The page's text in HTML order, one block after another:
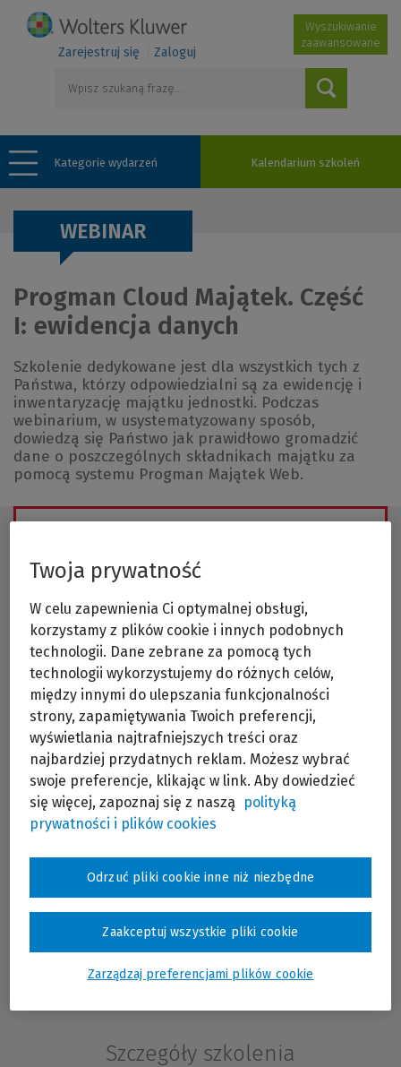
Zarejestruj się Zaloguj
Wyszukiwanie
zaawansowane
Kategorie wydarzeń Kalendarium szkoleń
WEBINAR
Progman Cloud Majątek. Część
I: ewidencja danych
Szkolenie dedykowane jest dla wszystkich tych z
Państwa, którzy odpowiedzialni są za ewidencję i
inwentaryzację majątku jednostki. Podczas
webinarium, w usystematyzowany sposób,
dowiedzą się Państwo jak prawidłowo gromadzić
dane o poszczególnych składnikach majątku za
pomocą systemu Progman Majątek Web.
skontaktuj się z nami aby dopytać kiedy będziemy
organizować to szkolenie ponownie
Wyślij zapytanie
Progman Majątek Webzapewnia w pełni
automatyczne przygotowanie i rozliczanie
inwentaryzacji środków trwałych, wartości
niematerialnych i prawnych oraz wyposażenia.
Umożliwia także prowadzenie ewidencji oraz
zarządzanie posiadanymi aktywami.
Klienci posiadający aktywny Pakiet Infolinii mogą
skorzystać ze szkolenia bezpłatnie w ramach
dostępnego limitu webinariów.W tym celu
należy zwrócić się o nadanie kodu dostępu
szkolenia.progman@wolterskluwer.com. W treści
Klienta.
Więcej
Szczegóły szkolenia
Twoja prywatność
W celu zapewnienia Ci optymalnej obsługi,
korzystamy z plików cookie i innych podobnych
technologii. Dane zebrane za pomocą tych
technologii wykorzystujemy do różnych celów,
między innymi do ulepszania funkcjonalności
strony, zapamiętywania Twoich preferencji,
wyświetlania najtrafniejszych treści oraz
najbardziej przydatnych reklam. Możesz wybrać
swoje preferencje, klikając w link. Aby dowiedzieć
się więcej, zapoznaj się z naszą
polityką
prywatności i plików cookies
Zarządzaj preferencjami plików cookie
Odrzuć pliki cookie inne niż niezbędne
Zaakceptuj wszystkie pliki cookie